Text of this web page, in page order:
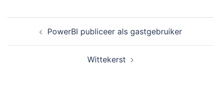
PowerBI publiceer als gastgebruiker
Wittekerst